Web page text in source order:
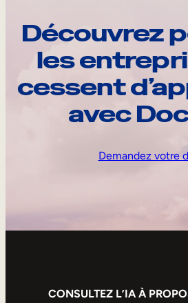
Découvrez
les
cessent
avec
Demandez votre
CONSULTEZ L’IA À